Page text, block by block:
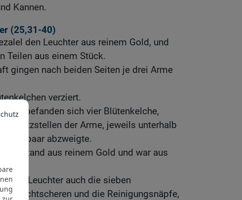
Kannen.
(25,31-40)
den Leuchter aus reinem Gold, und
Teilen aus einem Stück.
gingen nach beiden Seiten je drei Arme
verziert.
befanden sich vier Blütenkelche,
Ansatzstellen der Arme, jeweils unterhalb
Armpaar abzweigte.
bestand aus reinem Gold und war aus
den Leuchter auch die sieben
Dochtscheren und die Reinigungsnäpfe,